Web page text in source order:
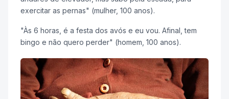
exercitar as pernas" (mulher, 100 anos).
"Às 6 horas, é a festa dos avós e eu vou. Afinal, tem
bingo e não quero perder" (homem, 100 anos).